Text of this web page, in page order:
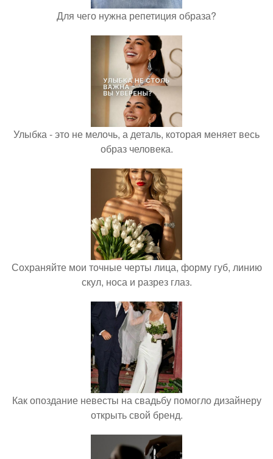
Для чего нужна репетиция образа?
Улыбка - это не мелочь, а деталь, которая меняет весь
образ человека.
Сохраняйте мои точные черты лица, форму губ, линию
скул, носа и разрез глаз.
Как опоздание невесты на свадьбу помогло дизайнеру
открыть свой бренд.